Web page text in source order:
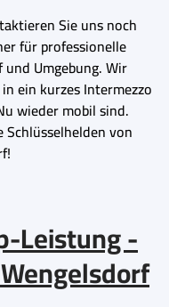
Sie uns noch
für professionelle
Umgebung. Wir
ein kurzes Intermezzo
wieder mobil sind.
von
Leistung -